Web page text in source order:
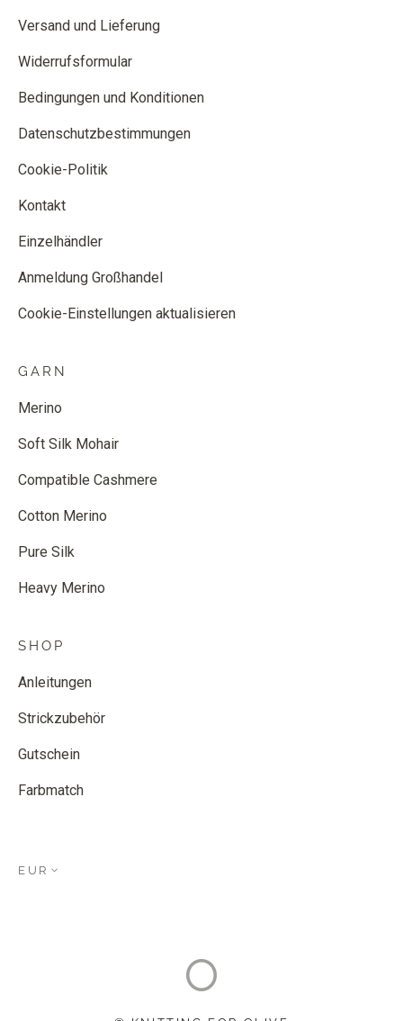
Versand und Lieferung
Widerrufsformular
Bedingungen und Konditionen
Datenschutzbestimmungen
Cookie-Politik
Kontakt
Einzelhändler
Anmeldung Großhandel
Cookie-Einstellungen aktualisieren
GARN
Merino
Soft Silk Mohair
Compatible Cashmere
Cotton Merino
Pure Silk
Heavy Merino
SHOP
Anleitungen
Strickzubehör
Gutschein
Farbmatch
EUR